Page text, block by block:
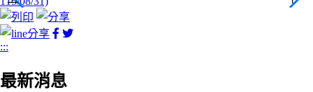
facebook
twitter
:::
最新消息